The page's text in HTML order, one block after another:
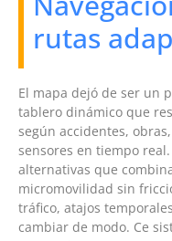
rutas
El mapa dejó de ser un
tablero dinámico que
según accidentes,
sensores en tiempo
alternativas que
micromovilidad sin
tráfico, atajos
cambiar de modo. Ce